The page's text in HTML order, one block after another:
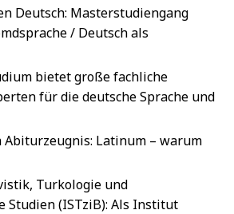
Deutsch: Masterstudiengang
/ Deutsch als
bietet große fachliche
für die deutsche Sprache und
Abiturzeugnis: Latinum – warum
Turkologie und
Studien (ISTziB): Als Institut